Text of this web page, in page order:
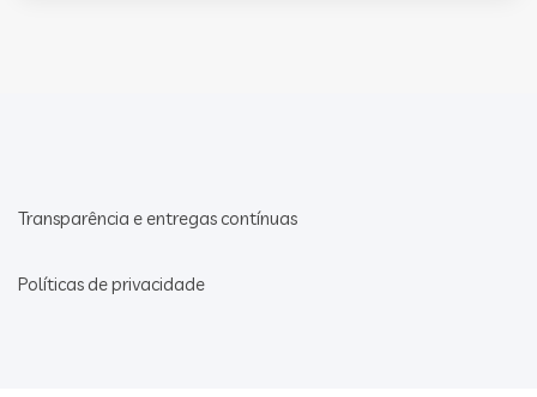
Transparência e entregas contínuas
Políticas de privacidade